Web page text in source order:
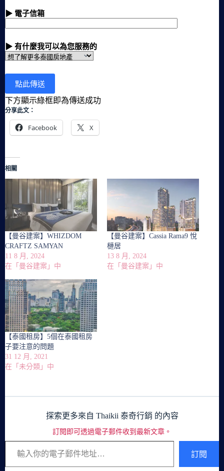
▶ 電子信箱
▶ 有什麼我可以為您服務的
下方顯示綠框即為傳送成功
分享此文：
Facebook X
相關
【曼谷建案】WHIZDOM
CRAFTZ SAMYAN
11 8 月, 2024
在「曼谷建案」中
【曼谷建案】Cassia Rama9 悅
槤居
13 8 月, 2024
在「曼谷建案」中
【泰國租房】5個在泰國租房
子要注意的問題
31 12 月, 2021
在「未分類」中
探索更多來自 Thaikii 泰奇行銷 的內容
訂閱即可透過電子郵件收到最新文章。
輸入你的電子郵件地址…
訂閱